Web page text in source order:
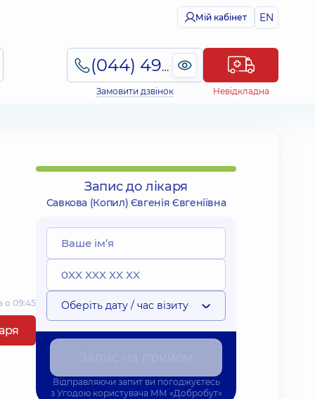
Мій кабінет EN
(044) 495-2-888
Замовити дзвінок Невідкладна
о 09:45
Запис до лікаря
Савкова (Копил) Євгенія Євгеніївна
Оберіть дату / час візиту
Відправляючи запит ви погоджуєтесь
з Угодою користувача ММ «Добробут»